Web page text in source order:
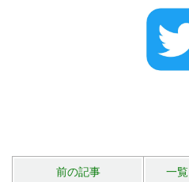
前の記事 一覧